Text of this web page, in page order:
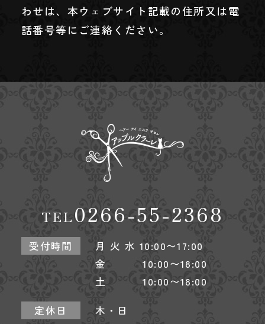
わせは、本ウェブサイト記載の住所又は電
話番号等にご連絡ください。
TEL0266-55-2368
受付時間
月 火 水 10:00〜17:00
金 10:00〜18:00
土 10:00〜18:00
定休日 木・日